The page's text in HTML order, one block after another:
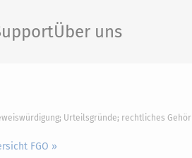
Über uns
Urteilsgründe; rechtliches Gehör
FGO »